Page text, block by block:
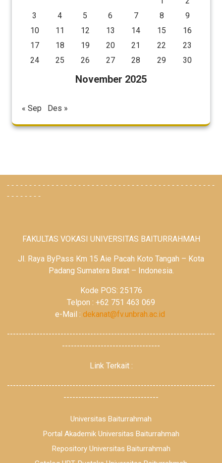
November 2025
3
4 5 6 7 8
9
10
11 12 13 14 15
16
17
18 19 20 21 22
23
24
25 26 27 28 29 30
« Sep Des »
-----------------------------------------------
--------
FAKULTAS VOKASI UNIVERSITAS BAITURRAHMAH
Jl. Raya ByPass Km 15 Aie Pacah Koto Tangah – Kota
Padang Sumatera Barat – Indonesia.
Kode POS: 25176
Telpon : +62 751 463 069
e-Mail : dekanat@fv.unbrah.ac.id
----------------------------------------------------------------------
---------------------------------
Link Terkait :
----------------------------------------------------------------------
--------------------------------
Universitas Baiturrahmah
Portal Akademik Universitas Baiturrahmah
Repository Universitas Baiturrahmah